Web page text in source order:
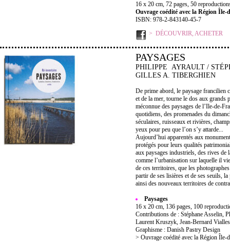
16 x 20 cm, 72 pages, 50
Ouvrage coédité avec la Région Île-
ISBN: 978-2-843140-45-7
DÉCOUVRIR, ACHETER
PAYSAGES
PHILIPPE AYRAULT /
GILLES A. TIBERGHIEN
De prime abord, le paysage francilien
et de la mer, tourne le dos aux grands
méconnue des paysages de l’Ile-de-
quotidiens, des promenades du
séculaires, ruisseaux et rivières,
yeux pour peu que l’on s’y attarde...
Aujourd’hui apparentés aux
protégés pour leurs qualités
aux paysages industriels, des rives de
comme l’urbanisation sur laquelle il
de ces territoires, que les
partir de ses lisières et de ses seuils,
ainsi des nouveaux territoires de
Paysages
16 x 20 cm, 136 pages, 100
Contributions de : Stéphane Asselin,
Laurent Kruszyk, Jean-Bernard
Graphisme : Danish Pastry Design
> Ouvrage coédité avec la Région Île-